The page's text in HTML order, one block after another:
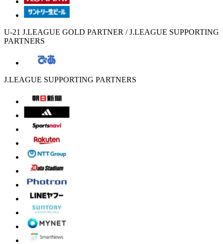
U-21 J.LEAGUE GOLD PARTNER / J.LEAGUE SUPPORTING
PARTNERS
J.LEAGUE SUPPORTING PARTNERS